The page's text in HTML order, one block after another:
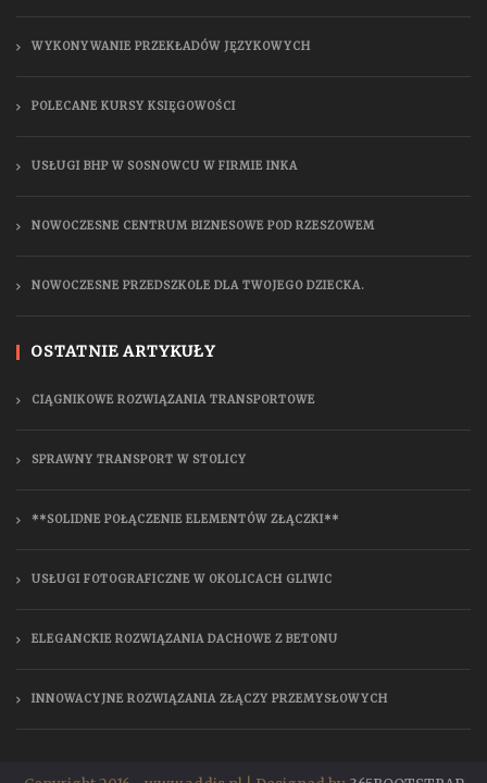
WYKONYWANIE PRZEKŁADÓW JĘZYKOWYCH
POLECANE KURSY KSIĘGOWOŚCI
USŁUGI BHP W SOSNOWCU W FIRMIE INKA
NOWOCZESNE CENTRUM BIZNESOWE POD RZESZOWEM
NOWOCZESNE PRZEDSZKOLE DLA TWOJEGO DZIECKA.
OSTATNIE ARTYKUŁY
CIĄGNIKOWE ROZWIĄZANIA TRANSPORTOWE
SPRAWNY TRANSPORT W STOLICY
**SOLIDNE POŁĄCZENIE ELEMENTÓW ZŁĄCZKI**
USŁUGI FOTOGRAFICZNE W OKOLICACH GLIWIC
ELEGANCKIE ROZWIĄZANIA DACHOWE Z BETONU
INNOWACYJNE ROZWIĄZANIA ZŁĄCZY PRZEMYSŁOWYCH